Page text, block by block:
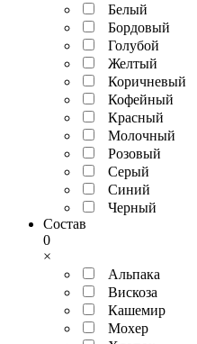
Белый
Бордовый
Голубой
Желтый
Коричневый
Кофейный
Красный
Молочный
Розовый
Серый
Синий
Черный
Состав
0
×
Альпака
Вискоза
Кашемир
Мохер